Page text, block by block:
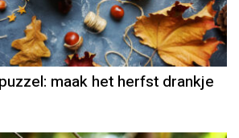
maak het herfst drankje